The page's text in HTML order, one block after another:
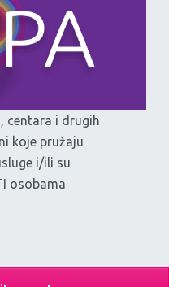
centara i drugih
koje pružaju
i/ili su
osobama